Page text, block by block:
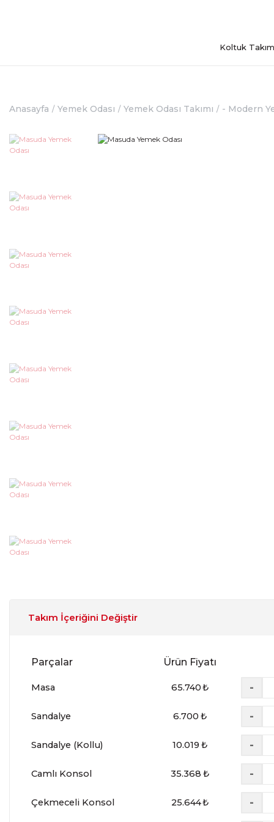
Koltuk
Anasayfa Yemek Odası Yemek Odası Takımı - Modern
Takım İçeriğini Değiştir
Parçalar Ürün Fiyatı
Masa 65.740₺ -
Sandalye 6.700 ₺ -
Sandalye (Kollu) 10.019 ₺ -
Camlı Konsol 35.368 ₺ -
Çekmeceli Konsol 25.644₺ -